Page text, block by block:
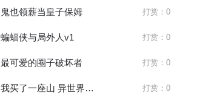
鬼也领薪当皇子保姆 打赏：0
蝙蝠侠与局外人v1 打赏：0
最可爱的圈子破坏者 打赏：0
我买了一座山 异世界生活其实也不赖 打赏：0